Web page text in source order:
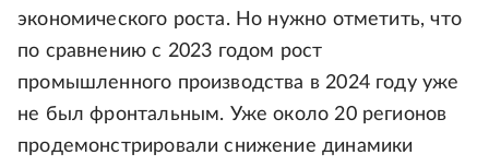
экономического роста. Но нужно отметить, что
по сравнению с 2023 годом рост
промышленного производства в 2024 году уже
не был фронтальным. Уже около 20 регионов
продемонстрировали снижение динамики